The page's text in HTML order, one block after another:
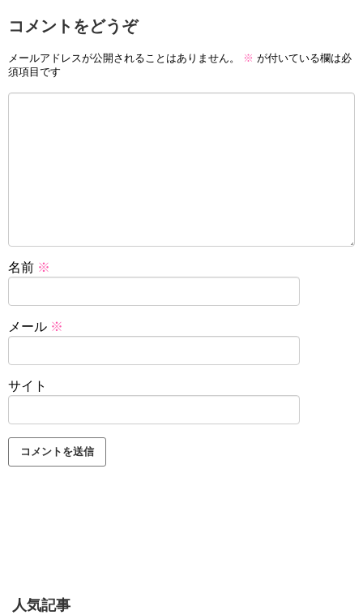
コメントをどうぞ
メールアドレスが公開されることはありません。 ※ が付いている欄は必
須項目です
名前 ※
メール ※
サイト
人気記事